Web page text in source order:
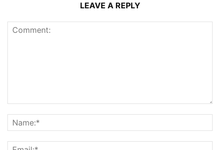
LEAVE A REPLY